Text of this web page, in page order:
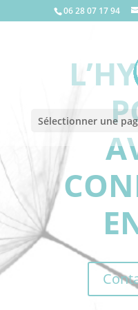
06 28 07 17 94
Sélectionner une